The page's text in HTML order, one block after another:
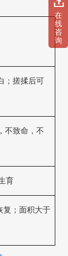
；搓揉后可
不致命，不
育
复；面积大于
在
线
咨
询